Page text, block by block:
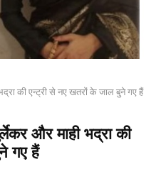
की एन्ट्री से नए खतरों के जाल बुने गए हैं
और माही भद्रा की
गए हैं